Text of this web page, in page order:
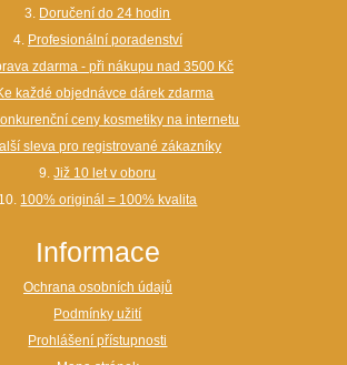
3. Doručení do 24 hodin
4. Profesionální poradenství
zdarma - při nákupu nad 3500 Kč
každé objednávce dárek zdarma
ceny kosmetiky na internetu
sleva pro registrované zákazníky
9.Již 10 let v oboru
10. 100% originál = 100% kvalita
Informace
Ochrana osobních údajů
Podmínky užití
Prohlášení přístupnosti